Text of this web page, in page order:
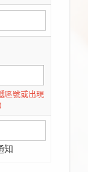
區號或出現
知